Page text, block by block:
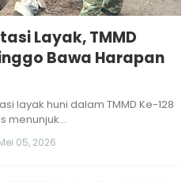
Layak, TMMD
Bawa Harapan
layak huni dalam TMMD Ke-128
menunjuk…
05, 2026